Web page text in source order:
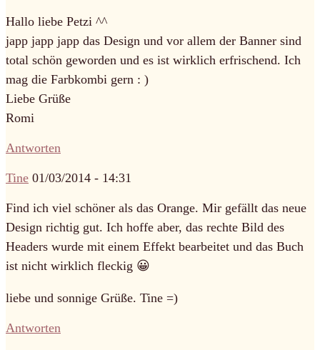
Hallo liebe Petzi ^^
japp japp japp das Design und vor allem der Banner sind
total schön geworden und es ist wirklich erfrischend. Ich
mag die Farbkombi gern : )
Liebe Grüße
Romi
Antworten
Tine 01/03/2014 - 14:31
Find ich viel schöner als das Orange. Mir gefällt das neue
Design richtig gut. Ich hoffe aber, das rechte Bild des
Headers wurde mit einem Effekt bearbeitet und das Buch
ist nicht wirklich fleckig 😀
liebe und sonnige Grüße. Tine =)
Antworten